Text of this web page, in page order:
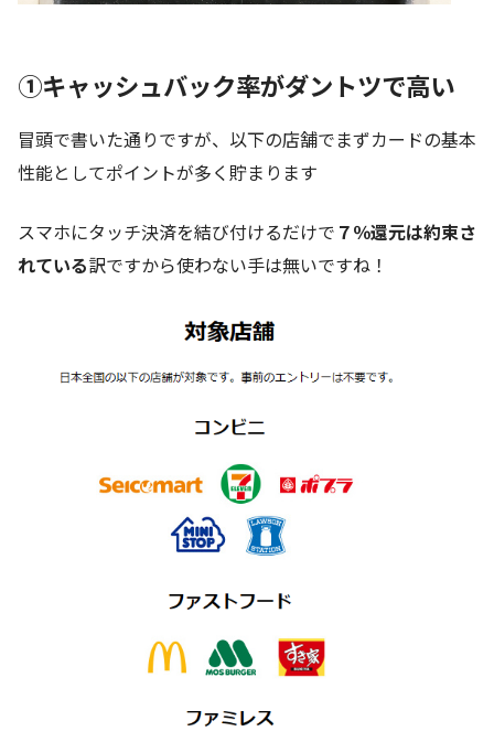
①キャッシュバック率がダントツで高い
冒頭で書いた通りですが、以下の店舗でまずカードの基本
性能としてポイントが多く貯まります
スマホにタッチ決済を結び付けるだけで ７％還元は約束さ
れている訳ですから使わない手は無いですね！